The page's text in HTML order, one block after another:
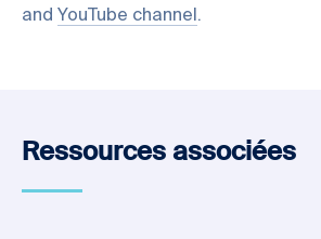
and YouTube channel .
Ressources associées